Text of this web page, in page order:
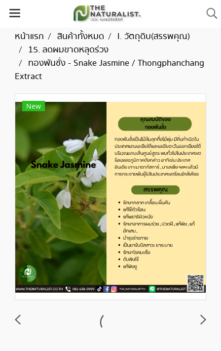
หน้าแรก สินค้าทั้งหมด
I. วัตถุดิบ(สรรพคุณ)
15. ลดผมขาดหลุดร่วง
ทองพันชั่ง - Snake Jasmine / Thongphanchang
Extract
New